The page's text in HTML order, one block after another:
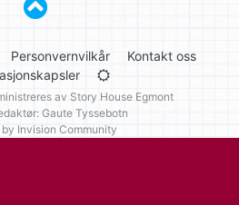
Personvernvilkår
Kontakt oss
av Story House Egmont
Gaute Tyssebotn
Invision Community